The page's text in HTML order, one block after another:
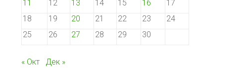
11
12 13 14 15 16
17
18
19 20 21 22 23
24
25
26 27 28 29 30
« Окт Дек »